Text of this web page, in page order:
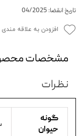
تاریخ انقضا: 04/2025
افزودن به علاقه مندی
مشخصات
نظرات
گونه
حیوان